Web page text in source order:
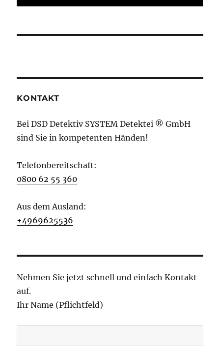
KONTAKT
Bei DSD Detektiv SYSTEM Detektei ® GmbH
sind Sie in kompetenten Händen!
Telefonbereitschaft:
0800 62 55 360
Aus dem Ausland:
+4969625536
Nehmen Sie jetzt schnell und einfach Kontakt
auf.
Ihr Name (Pflichtfeld)